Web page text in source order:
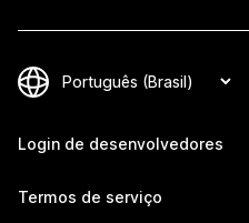
Login de desenvolvedores
Termos de serviço